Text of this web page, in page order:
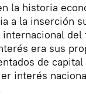
la historia
a la inserción
del
era sus
de
interés